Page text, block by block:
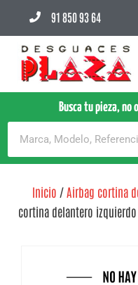
91 850 93 64
Busca tu pieza, no
Inicio / Airbag cortina
cortina delantero izquierdo